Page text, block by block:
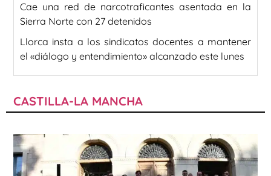
Cae una red de narcotraficantes asentada en la
Sierra Norte con 27 detenidos
Llorca insta a los sindicatos docentes a mantener
el «diálogo y entendimiento» alcanzado este lunes
CASTILLA-LA MANCHA